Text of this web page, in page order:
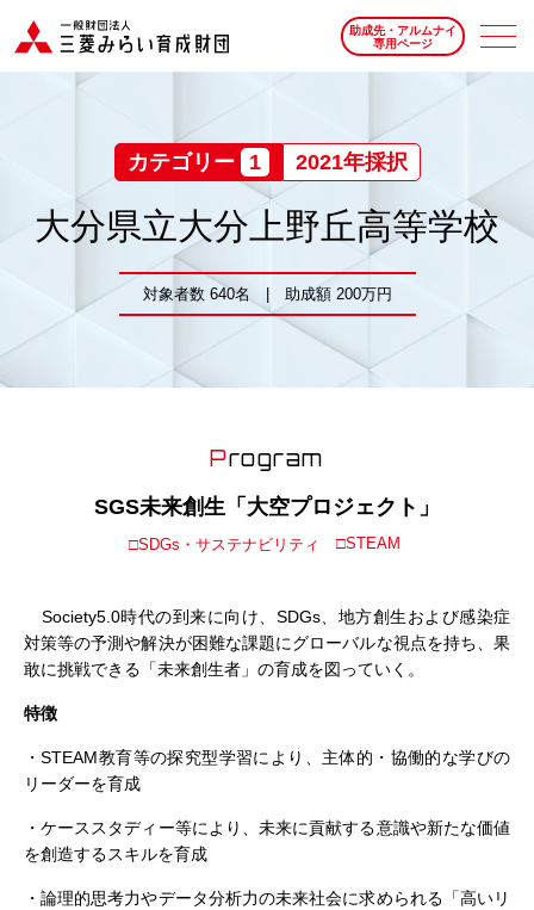
助成先・アルムナイ
専用ページ
カテゴリー 1 2021年採択
大分県立大分上野丘高等学校
対象者数 640名 | 助成額 200万円
Program
SGS未来創生「大空プロジェクト」
□SDGs・サステナビリティ □STEAM
Society5.0時代の到来に向け、SDGs、地方創生および感染症
対策等の予測や解決が困難な課題にグローバルな視点を持ち、果
敢に挑戦できる「未来創生者」の育成を図っていく。
特徴
・STEAM教育等の探究型学習により、主体的・協働的な学びの
リーダーを育成
・ケーススタディー等により、未来に貢献する意識や新たな価値
を創造するスキルを育成
・論理的思考力やデータ分析力の未来社会に求められる「高いリ